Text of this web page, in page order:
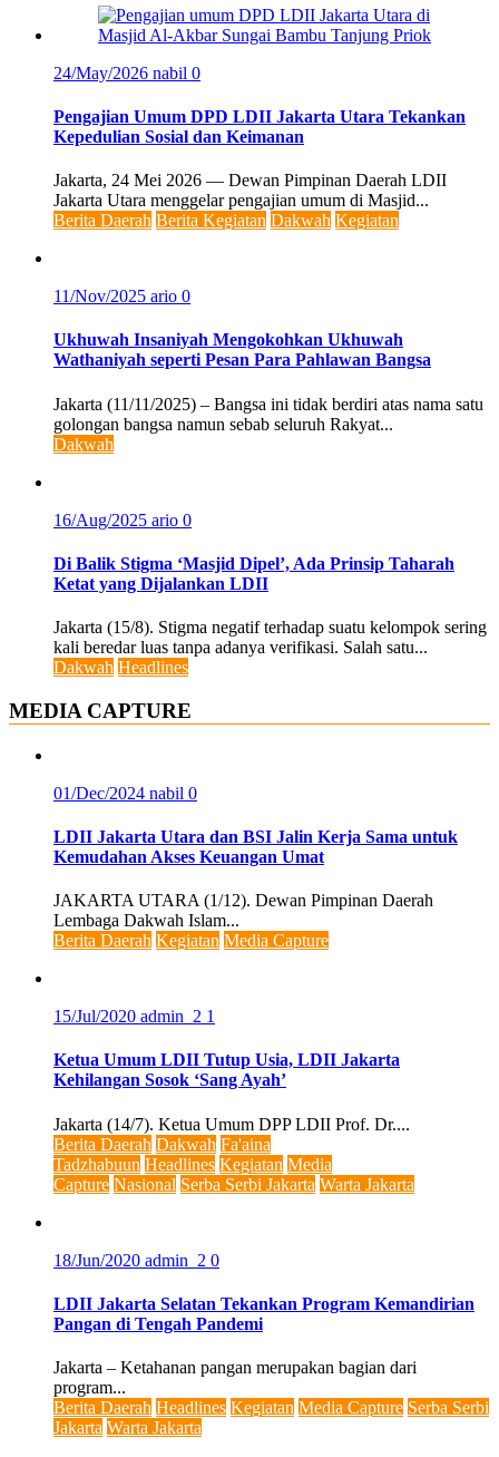
24/May/2026 nabil 0
Pengajian Umum DPD LDII Jakarta Utara Tekankan
Kepedulian Sosial dan Keimanan
Jakarta, 24 Mei 2026 — Dewan Pimpinan Daerah LDII
Jakarta Utara menggelar pengajian umum di Masjid...
Berita Daerah Berita Kegiatan Dakwah Kegiatan
11/Nov/2025 ario 0
Ukhuwah Insaniyah Mengokohkan Ukhuwah
Wathaniyah seperti Pesan Para Pahlawan Bangsa
Jakarta (11/11/2025) – Bangsa ini tidak berdiri atas nama satu
golongan bangsa namun sebab seluruh Rakyat...
Dakwah
16/Aug/2025 ario 0
Di Balik Stigma ‘Masjid Dipel’, Ada Prinsip Taharah
Ketat yang Dijalankan LDII
Jakarta (15/8). Stigma negatif terhadap suatu kelompok sering
kali beredar luas tanpa adanya verifikasi. Salah satu...
Dakwah Headlines
MEDIA CAPTURE
01/Dec/2024 nabil 0
LDII Jakarta Utara dan BSI Jalin Kerja Sama untuk
Kemudahan Akses Keuangan Umat
JAKARTA UTARA (1/12). Dewan Pimpinan Daerah
Lembaga Dakwah Islam...
Berita Daerah Kegiatan Media Capture
15/Jul/2020 admin_2 1
Ketua Umum LDII Tutup Usia, LDII Jakarta
Kehilangan Sosok ‘Sang Ayah’
Jakarta (14/7). Ketua Umum DPP LDII Prof. Dr....
Berita Daerah Dakwah Fa'aina
Tadzhabuun Headlines Kegiatan Media
Capture Nasional Serba Serbi Jakarta Warta Jakarta
18/Jun/2020 admin_2 0
LDII Jakarta Selatan Tekankan Program Kemandirian
Pangan di Tengah Pandemi
Jakarta – Ketahanan pangan merupakan bagian dari
program...
Berita Daerah Headlines Kegiatan Media Capture Serba Serbi
Jakarta Warta Jakarta